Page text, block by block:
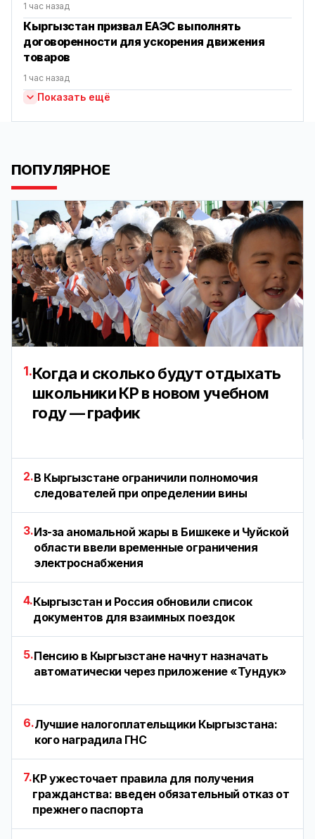
1 час назад
Кыргызстан призвал ЕАЭС выполнять
договоренности для ускорения движения
товаров
1 час назад
Показать ещё
ПОПУЛЯРНОЕ
1.Когда и сколько будут отдыхать
школьники КР в новом учебном
году — график
2.В Кыргызстане ограничили полномочия
следователей при определении вины
3.Из-за аномальной жары в Бишкеке и Чуйской
области ввели временные ограничения
электроснабжения
4.Кыргызстан и Россия обновили список
документов для взаимных поездок
5.Пенсию в Кыргызстане начнут назначать
автоматически через приложение «Тундук»
6.Лучшие налогоплательщики Кыргызстана:
кого наградила ГНС
7.КР ужесточает правила для получения
гражданства: введен обязательный отказ от
прежнего паспорта